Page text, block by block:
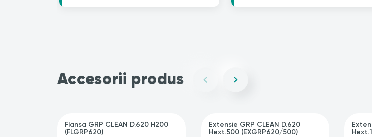
Accesorii produs
Flansa GRP CLEAN D.620 H200
(FLGRP620)
Extensie GRP CLEAN D.620
Hext.500 (EXGRP620/500)